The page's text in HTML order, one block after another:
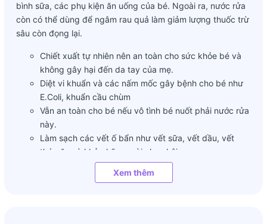
bình sữa, các phụ kiện ăn uống của bé. Ngoài ra, nước rửa
còn có thể dùng để ngâm rau quả làm giảm lượng thuốc trừ
sâu còn đọng lại.
Chiết xuất tự nhiên nên an toàn cho sức khỏe bé và
không gây hại đến da tay của mẹ.
Diệt vi khuẩn và các nấm mốc gây bệnh cho bé như
E.Coli, khuẩn cầu chùm
Vẫn an toàn cho bé nếu vô tình bé nuốt phải nước rửa
này.
Làm sạch các vết ố bẩn như vết sữa, vết dầu, vết
thức ăn và khử những mùi chua hôi.
Dùng để ngâm rửa làm giảm dư lượng thuốc trừ sâu
hay hóa chất bảo quản còn đọng lại trên rau quả và
Xem thêm